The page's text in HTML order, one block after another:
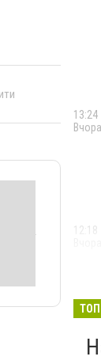
13:24
Вчора
12:18
Вчора